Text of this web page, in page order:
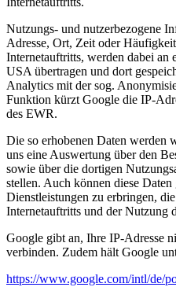
Nutzungs- und nutzerbezogene
Adresse, Ort, Zeit oder
Internetauftritts, werden dabei an
USA übertragen und dort
Analytics mit der sog.
Funktion kürzt Google die IP-
des EWR.
Die so erhobenen Daten werden
uns eine Auswertung über den
sowie über die dortigen
stellen. Auch können diese
Dienstleistungen zu erbringen,
Internetauftritts und der Nutzung
Google gibt an, Ihre IP-Adresse
verbinden. Zudem hält Google
https://www.google.com/intl/de/